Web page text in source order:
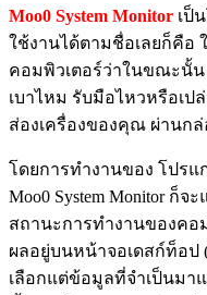
Moo0 System Monitor เป็
ใช้งานได้ตามชื่อเลยก็คือ
คอมพิวเตอร์ว่าในขณะนั้น
เบาไหม รับมือไหวหรือเป
ส่องเครื่องของคุณ ผ่านก
โดยการทำงานของ โปรแ
Moo0 System Monitor ก็
สถานะการทำงานของค
ผลอยู่บนหน้าจอเดสก์ท็อป
เลือกแต่ข้อมูลที่จำเป็นมา